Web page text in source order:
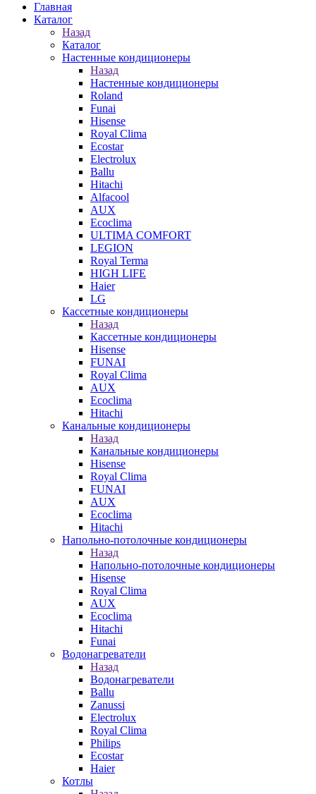
Главная
Каталог
Назад
Каталог
Настенные кондиционеры
Назад
Настенные кондиционеры
Roland
Funai
Hisense
Royal Clima
Ecostar
Electrolux
Ballu
Hitachi
Alfacool
AUX
Ecoclima
ULTIMA COMFORT
LEGION
Royal Terma
HIGH LIFE
Haier
LG
Кассетные кондиционеры
Назад
Кассетные кондиционеры
Hisense
FUNAI
Royal Clima
AUX
Ecoclima
Hitachi
Канальные кондиционеры
Назад
Канальные кондиционеры
Hisense
Royal Clima
FUNAI
AUX
Ecoclima
Hitachi
Напольно-потолочные кондиционеры
Назад
Напольно-потолочные кондиционеры
Hisense
Royal Clima
AUX
Ecoclima
Hitachi
Funai
Водонагреватели
Назад
Водонагреватели
Ballu
Zanussi
Electrolux
Royal Clima
Philips
Ecostar
Haier
Котлы